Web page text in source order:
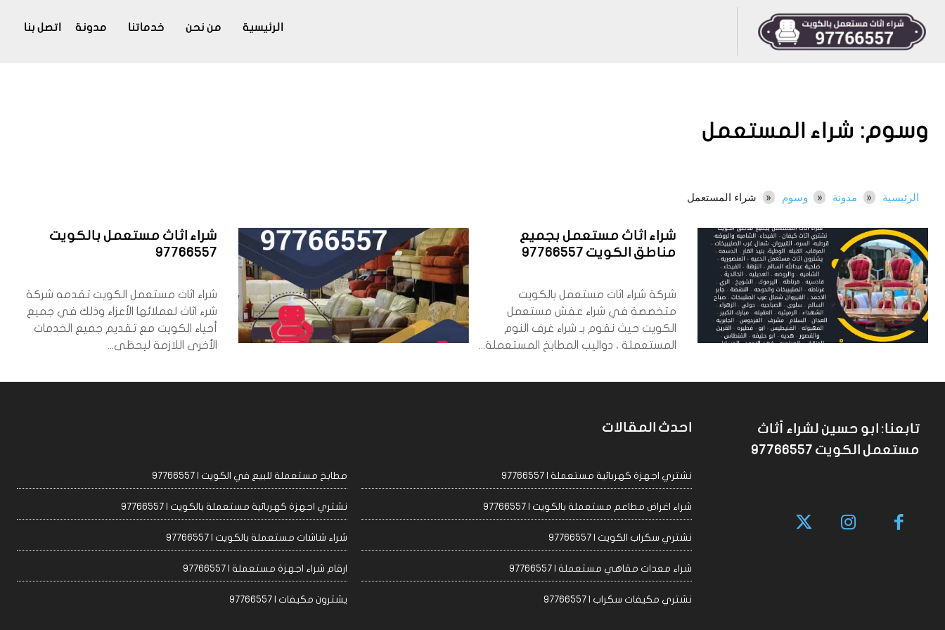
الرئيسية من نحن خدماتنا مدونة اتصل بنا
وسوم: شراء المستعمل
الرئيسية مدونة وسوم شراء المستعمل
شراء اثاث مستعمل بجميع
مناطق الكويت 97766557
شركة شراء اثاث مستعمل بالكويت
متخصصة في شراء عفش مستعمل
الكويت حيث نقوم بـ شراء غرف النوم
المستعملة ، دواليب المطابخ المستعملة...
شراء اثاث مستعمل بالكويت
97766557
شراء اثاث مستعمل الكويت تقدمه شركة
شرء اثاث لعملائها الأعزاء وذلك في جميع
أحياء الكويت مع تقديم جميع الخدمات
الأخرى اللازمة ليحظى...
احدث المقالات
نشتري اجهزة كهربائية مستعملة | 97766557 مطابخ مستعملة للبيع في الكويت | 97766557
شراء اغراض مطاعم مستعملة بالكويت | 97766557 نشتري اجهزة كهربائية مستعملة بالكويت | 97766557
نشتري سكراب الكويت | 97766557 شراء شاشات مستعملة بالكويت | 97766557
شراء معدات مقاهي مستعملة | 97766557 ارقام شراء اجهزة مستعملة | 97766557
نشتري مكيفات سكراب | 97766557 يشترون مكيفات | 97766557
تابعنا: ابو حسين لشراء أثاث
مستعمل الكويت 97766557